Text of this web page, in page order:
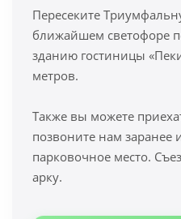
Пересеките
ближайшем светофоре
зданию гостиницы
метров.
Также вы можете
позвоните нам
парковочное место.
арку.